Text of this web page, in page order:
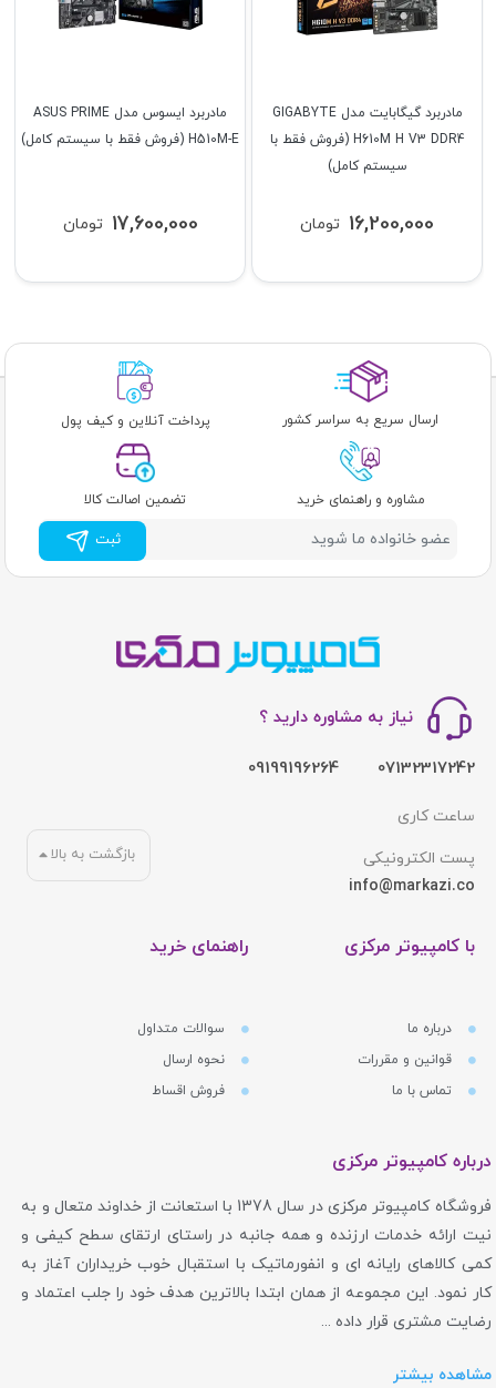
مادربرد ایسوس مدل ASUS PRIME
H510M-E (فروش فقط با سیستم کامل)
تومان 17,600,000
مادربرد گیگابایت مدل GIGABYTE
H610M H V3 DDR4 (فروش فقط با
سیستم کامل)
تومان 16,200,000
ارسال سریع به سراسر کشور پرداخت آنلاین و کیف پول
مشاوره و راهنمای خرید تضمین اصالت کالا
ثبت
نیاز به مشاوره دارید ؟
07132317242
09199196264
ساعت کاری
پست الکترونیکی
info@markazi.co
با کامپیوتر مرکزی
درباره ما
قوانین و مقررات
تماس با ما
راهنمای خرید
سوالات متداول
نحوه ارسال
فروش اقساط
بازگشت به بالا
درباره کامپیوتر مرکزی
فروشگاه کامپیوتر مرکزی در سال 1378 با استعانت از خداوند متعال و به
نیت ارائه خدمات ارزنده و همه جانبه در راستای ارتقای سطح کیفی و
کمی کالاهای رایانه ای و انفورماتیک با استقبال خوب خریداران آغاز به
کار نمود. این مجموعه از همان ابتدا بالاترین هدف خود را جلب اعتماد و
رضایت مشتری قرار داده ...
مشاهده بیشتر